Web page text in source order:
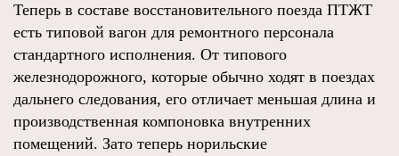
Теперь в составе восстановительного поезда ПТЖТ
есть типовой вагон для ремонтного персонала
стандартного исполнения. От типового
железнодорожного, которые обычно ходят в поездах
дальнего следования, его отличает меньшая длина и
производственная компоновка внутренних
помещений. Зато теперь норильские